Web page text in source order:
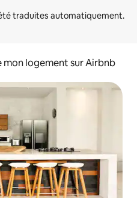
mon logement sur Airbnb